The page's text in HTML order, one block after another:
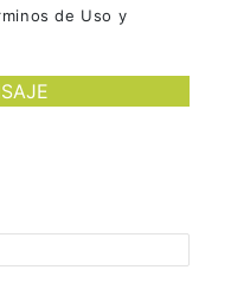
de Uso y